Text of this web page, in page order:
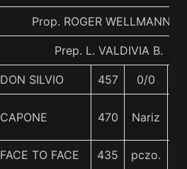
Prop. ROGER WELLMANN H.
Prep. L. VALDIVIA B.
DON SILVIO 457 0/0
CAPONE 470 Nariz
FACE TO FACE 435 pczo.